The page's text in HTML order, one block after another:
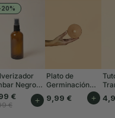
20%
Negro
100 ml
€
€ +
Plato de
Germinación
Terracota para
Esquejes
9,99 € +
de
cm